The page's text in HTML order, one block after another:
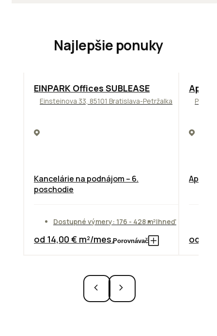
Najlepšie ponuky
TOP ODPORÚČAME
EINPARK Offices SUBLEASE
Einsteinova 33, 85101 Bratislava-Petržalka
Kancelárie na podnájom – 6.
poschodie
Dostupné výmery: 176 - 428 m²Ihneď
od 14,00 € m²/mes.Porovnávač
TOP
Apollo
od